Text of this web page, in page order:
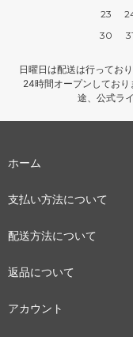
23
30
31
日曜日は配送は行ってお
24時間オープンしてお
途、公式ラ
ホーム
支払い方法について
配送方法について
返品について
アカウント